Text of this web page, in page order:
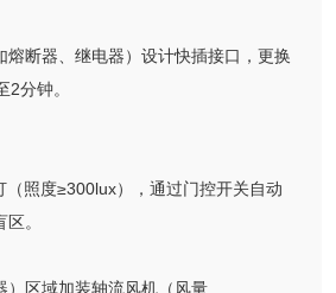
熔断器、继电器）设计快插接口，更换
分钟。
（照度≥300lux），通过门控开关自动
。
）区域加装轴流风机（风量